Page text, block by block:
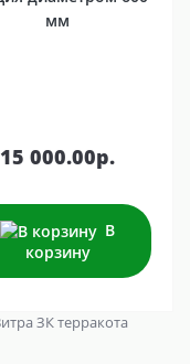
мм
15 000.00р.
В
корзину
ЗК терракота